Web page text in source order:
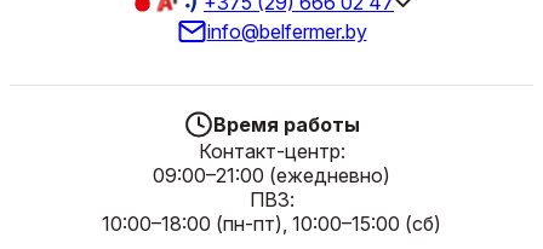
info@belfermer.by
Время работы
Контакт-центр:
09:00–21:00 (ежедневно)
ПВЗ:
10:00–18:00 (пн-пт), 10:00–15:00 (сб)